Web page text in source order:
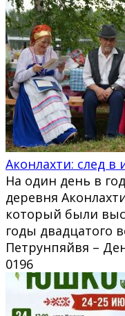
Аконлахти: след в
На один день в
деревня
который были
годы двадцатого
Петрунпяйвя –
0196